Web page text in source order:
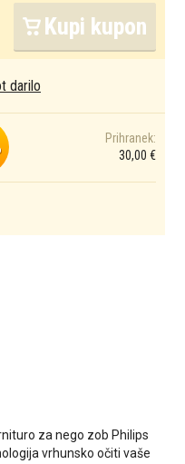
Kupi kupon
darilo
Prihranek:
30,00 €
za nego zob Philips
vrhunsko očiti vaše